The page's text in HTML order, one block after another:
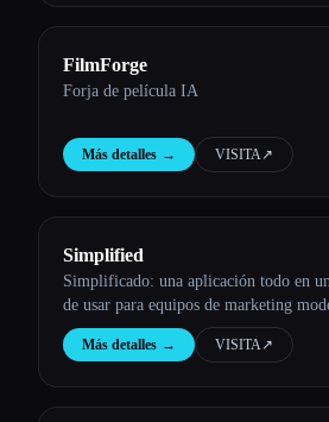
FilmForge
Forja de película IA
Más detalles → VISITA↗︎
Simplified
Simplificado: una aplicación todo en
de usar para equipos de marketing
Más detalles → VISITA↗︎